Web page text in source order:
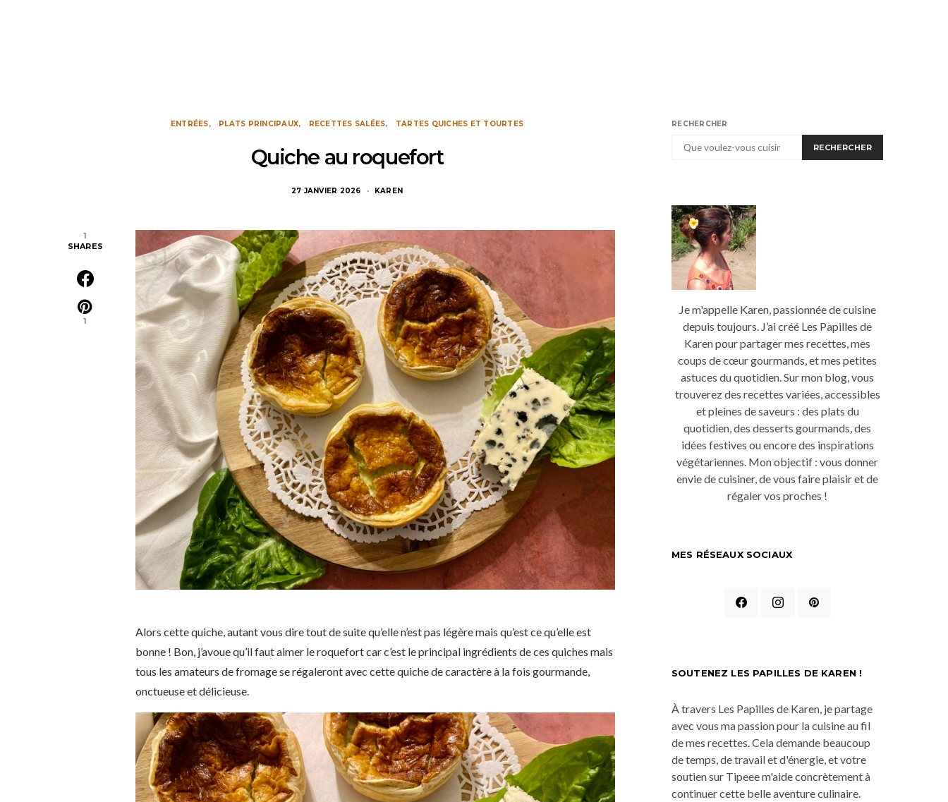
ENTRÉES PLATS PRINCIPAUX RECETTES SALÉES TARTES QUICHES ET TOURTES
Quiche au roquefort
27 JANVIER 2026 KAREN
1
SHARES
1
Alors cette quiche, autant vous dire tout de suite qu’elle n’est pas légère mais qu’est ce qu’elle est
bonne ! Bon, j’avoue qu’il faut aimer le roquefort car c’est le principal ingrédients de ces quiches mais
tous les amateurs de fromage se régaleront avec cette quiche de caractère à la fois gourmande,
onctueuse et délicieuse.
RECHERCHER
RECHERCHER
Je m'appelle Karen, passionnée de cuisine
depuis toujours. J’ai créé Les Papilles de
Karen pour partager mes recettes, mes
coups de cœur gourmands, et mes petites
astuces du quotidien. Sur mon blog, vous
trouverez des recettes variées, accessibles
et pleines de saveurs : des plats du
quotidien, des desserts gourmands, des
idées festives ou encore des inspirations
végétariennes. Mon objectif : vous donner
envie de cuisiner, de vous faire plaisir et de
régaler vos proches !
MES RÉSEAUX SOCIAUX
SOUTENEZ LES PAPILLES DE KAREN !
À travers Les Papilles de Karen, je partage
avec vous ma passion pour la cuisine au fil
de mes recettes. Cela demande beaucoup
de temps, de travail et d'énergie, et votre
soutien sur Tipeee m'aide concrètement à
continuer cette belle aventure culinaire.